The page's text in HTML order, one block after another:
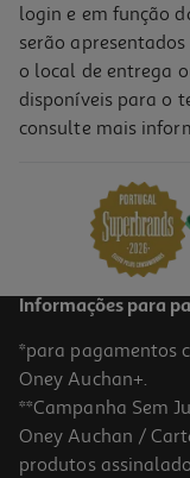
5,99 €
Chávena De Chá Com
Porcelana Ø28.5cm
8.99 €/un
Price reduced from
9,99 € to
8,99 €
Promoção
Travessa Porcelana
login e em função
serão
o local de entrega
disponíveis para o
consulte mais
Informações para
*para pagamentos
Oney Auchan+.
**Campanha Sem
Oney Auchan /
produtos